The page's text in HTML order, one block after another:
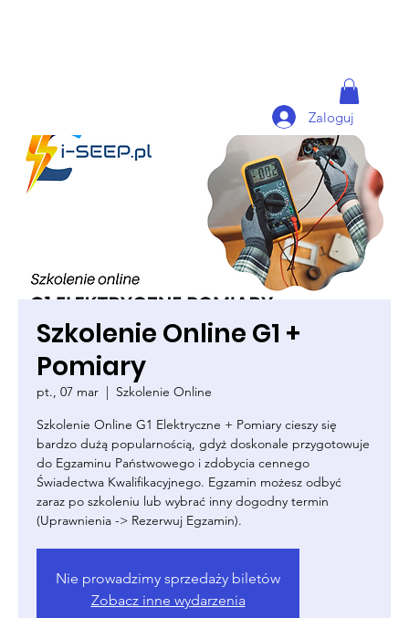
Zaloguj
Szkolenie Online G1 +
Pomiary
pt., 07 mar
  |
Szkolenie Online
Szkolenie Online G1 Elektryczne + Pomiary cieszy się
bardzo dużą popularnością, gdyż doskonale przygotowuje
do Egzaminu Państwowego i zdobycia cennego
Świadectwa Kwalifikacyjnego. Egzamin możesz odbyć
zaraz po szkoleniu lub wybrać inny dogodny termin
(Uprawnienia -> Rezerwuj Egzamin).
Nie prowadzimy sprzedaży biletów
Zobacz inne wydarzenia